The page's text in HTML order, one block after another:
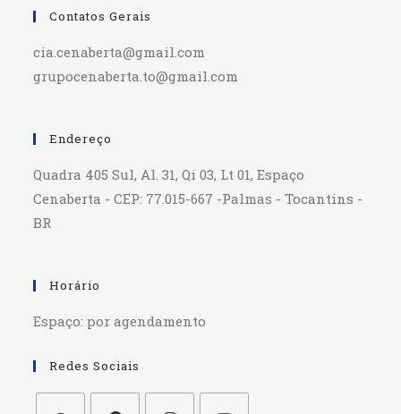
Contatos Gerais
cia.cenaberta@gmail.com
grupocenaberta.to@gmail.com
Endereço
Quadra 405 Sul, Al. 31, Qi 03, Lt 01, Espaço
Cenaberta - CEP: 77.015-667 -Palmas - Tocantins -
BR
Horário
Espaço: por agendamento
Redes Sociais